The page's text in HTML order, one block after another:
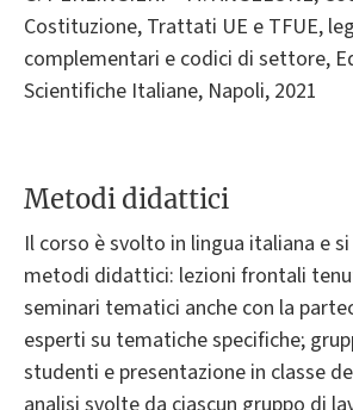
Costituzione, Trattati UE e TFUE,
complementari e codici di settore,
Scientifiche Italiane, Napoli, 2021
Metodi didattici
Il corso è svolto in lingua italiana e
metodi didattici: lezioni frontali
seminari tematici anche con la
esperti su tematiche specifiche;
studenti e presentazione in classe
analisi svolte da ciascun gruppo di